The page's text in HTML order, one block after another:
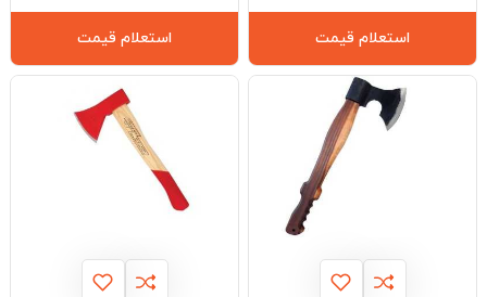
استعلام قیمت استعلام قیمت